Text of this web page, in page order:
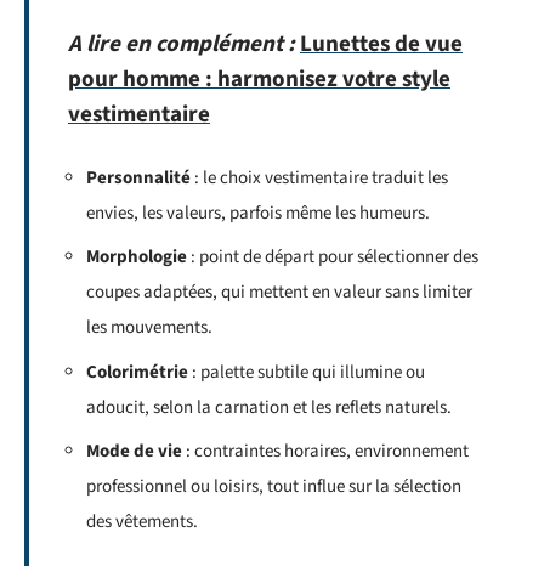
A lire en complément :Lunettes de vue
pour homme : harmonisez votre style
vestimentaire
Personnalité: le choix vestimentaire traduit les
envies, les valeurs, parfois même les humeurs.
Morphologie: point de départ pour sélectionner des
coupes adaptées, qui mettent en valeur sans limiter
les mouvements.
Colorimétrie: palette subtile qui illumine ou
adoucit, selon la carnation et les reflets naturels.
Mode de vie: contraintes horaires, environnement
professionnel ou loisirs, tout influe sur la sélection
des vêtements.